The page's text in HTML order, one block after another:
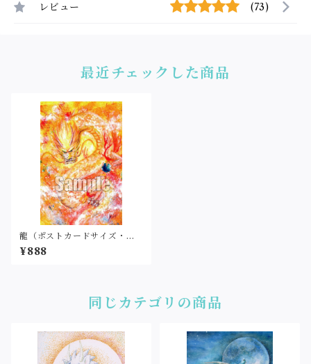
レビュー (73)
最近チェックした商品
龍（ポストカードサイズ・印
刷）
¥888
同じカテゴリの商品